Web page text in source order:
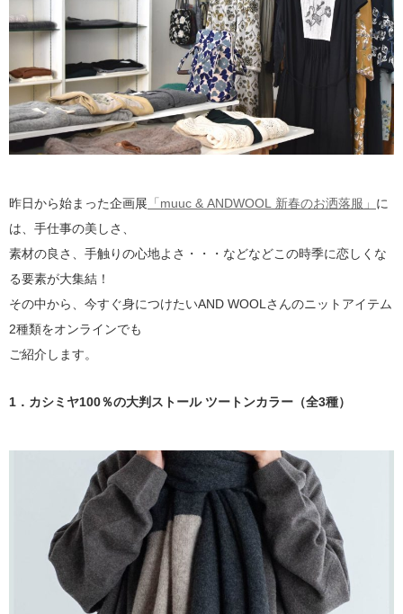
昨日から始まった企画展 「muuc & ANDWOOL 新春のお洒落服」 に
は、手仕事の美しさ、
素材の良さ、手触りの心地よさ・・・などなどこの時季に恋しくな
る要素が大集結！
その中から、今すぐ身につけたいAND WOOLさんのニットアイテム
2種類をオンラインでも
ご紹介します。
1．カシミヤ100％の大判ストール ツートンカラー（全3種）